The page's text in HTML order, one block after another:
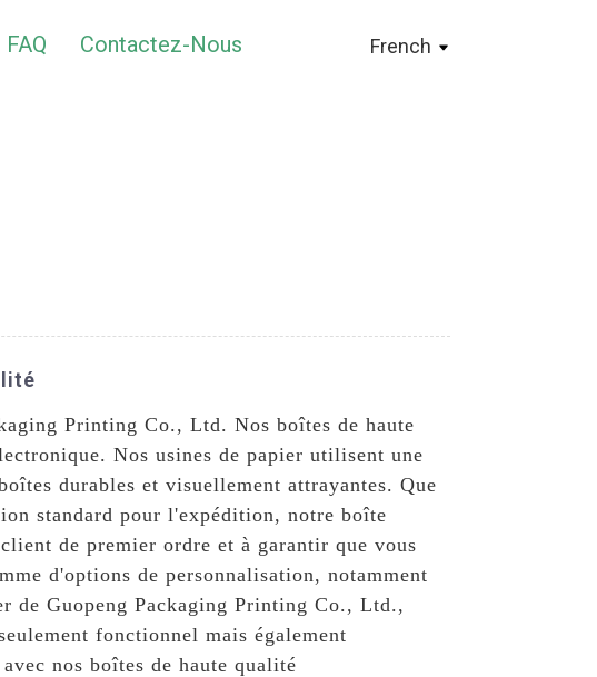
FAQ Contactez-Nous French
Printing Co., Ltd. Nos boîtes de haute
Nos usines de papier utilisent une
durables et visuellement attrayantes. Que
standard pour l'expédition, notre boîte
de premier ordre et à garantir que vous
d'options de personnalisation, notamment
de Guopeng Packaging Printing Co., Ltd.,
fonctionnel mais également
nos boîtes de haute qualité